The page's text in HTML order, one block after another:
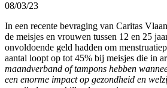
08/03/23
In een recente bevraging van Caritas
de meisjes en vrouwen tussen 12 en 25
onvoldoende geld hadden om
aantal loopt op tot 45% bij meisjes die in
maandverband of tampons hebben
een enorme impact op gezondheid en